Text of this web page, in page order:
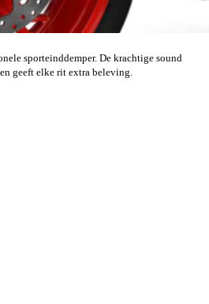
sporteinddemper. De krachtige sound
geeft elke rit extra beleving.